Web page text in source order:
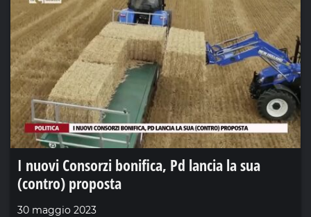
I nuovi Consorzi bonifica, Pd lancia la sua
(contro) proposta
30 maggio 2023